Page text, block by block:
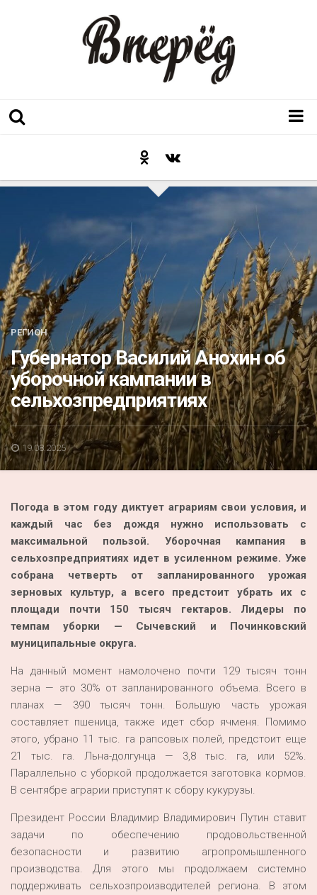
Неожиданный ракурс
Контакты
Люди родного края
Акция
К 70-летию районного Дома культуры
Конкурс
Люди родного края
Национальные проекты
Память
Перепись — 2020
РЕГИОН
Губернатор Василий Анохин об
уборочной кампании в
сельхозпредприятиях
19.08.2025
Погода в этом году диктует аграриям свои условия, и
каждый час без дождя нужно использовать с
максимальной пользой. Уборочная кампания в
сельхозпредприятиях идет в усиленном режиме. Уже
собрана четверть от запланированного урожая
зерновых культур, а всего предстоит убрать их с
площади почти 150 тысяч гектаров. Лидеры по
темпам уборки — Сычевский и Починковский
муниципальные округа.
На данный момент намолочено почти 129 тысяч тонн
зерна — это 30% от запланированного объема. Всего в
планах — 390 тысяч тонн. Большую часть урожая
составляет пшеница, также идет сбор ячменя. Помимо
этого, убрано 11 тыс. га рапсовых полей, предстоит еще
21 тыс. га. Льна-долгунца — 3,8 тыс. га, или 52%.
Параллельно с уборкой продолжается заготовка кормов.
В сентябре аграрии приступят к сбору кукурузы.
Президент России Владимир Владимирович Путин ставит
задачи по обеспечению продовольственной
безопасности и развитию агропромышленного
производства. Для этого мы продолжаем системно
поддерживать сельхозпроизводителей региона. В этом